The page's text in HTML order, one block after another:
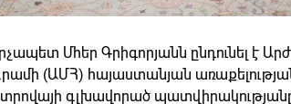
Մհեր Գրիգորյանն ընդունել է
(ԱՄՀ) հայաստանյան
գլխավորած